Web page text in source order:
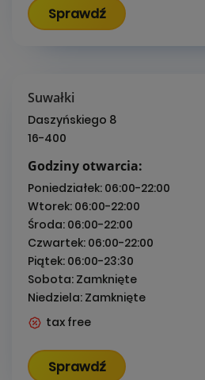
Sprawdź
Suwałki
Daszyńskiego 8
16-400
Godziny otwarcia:
Poniedziałek: 06:00-22:00
Wtorek: 06:00-22:00
Środa: 06:00-22:00
Czwartek: 06:00-22:00
Piątek: 06:00-23:30
Sobota: Zamknięte
Niedziela: Zamknięte
tax free
Sprawdź